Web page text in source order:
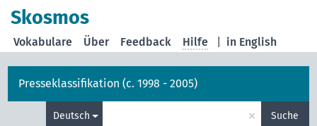
Skosmos
in English
Vokabulare Über Feedback Hilfe
Presseklassifikation (c. 1998 - 2005)
Deutsch × Suche